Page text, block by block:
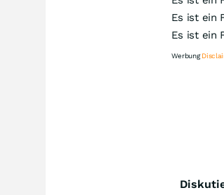
Es ist ein
Es ist ein
Werbung